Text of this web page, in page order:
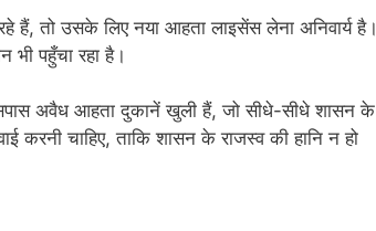
हैं, तो उसके लिए नया आहता लाइसेंस लेना अनिवार्य है।
पहुँचा रहा है।
अवैध आहता दुकानें खुली हैं, जो सीधे-सीधे शासन के
चाहिए, ताकि शासन के राजस्व की हानि न हो